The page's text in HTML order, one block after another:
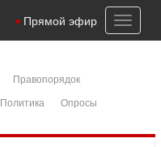
Toggle
Прямой эфир
Правопорядок
Политика
Опросы